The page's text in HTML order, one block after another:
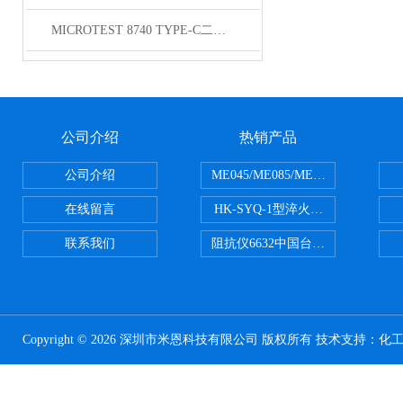
MICROTEST 8740 TYPE-C二线式线材测试仪
公司介绍
公司介绍
在线留言
联系我们
热销产品
ME045/ME085/ME150ME系列
HK-SYQ-1型淬火介质冷却性能测
阻抗仪6632中国台湾益和
Copyright © 2026 深圳市米恩科技有限公司 版权所有 技术支持： 化